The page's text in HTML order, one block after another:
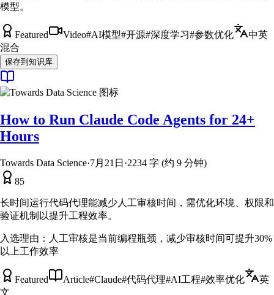
模型。
Featured Video#AI模型#开源#深度学习#参数优化
中英
混合
保存到知识库
How to Run Claude Code Agents for 24+
Hours
Towards Data Science·7月21日 ·2234 字 (约 9 分钟)
85
长时间运行代码代理能减少人工审核时间，需优化环境、权限和
验证机制以提升工程效率。
入选理由： 人工审核是当前编程瓶颈，减少审核时间可提升30%
以上工作效率
Featured Article#Claude#代码代理#AI工程#效率优化
英
文